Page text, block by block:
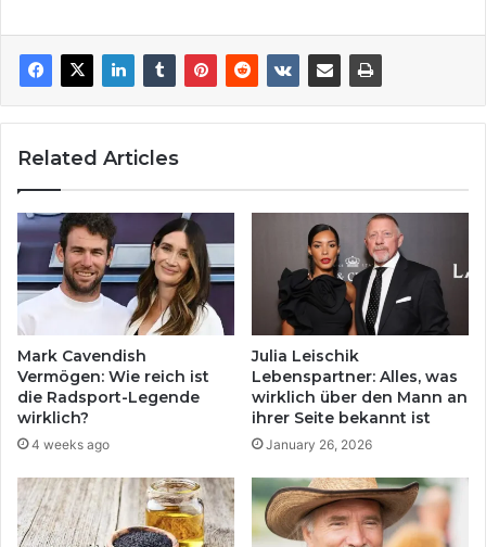
Related Articles
Mark Cavendish
Vermögen: Wie reich ist
die Radsport-Legende
wirklich?
4 weeks ago
Julia Leischik
Lebenspartner: Alles, was
wirklich über den Mann an
ihrer Seite bekannt ist
January 26, 2026